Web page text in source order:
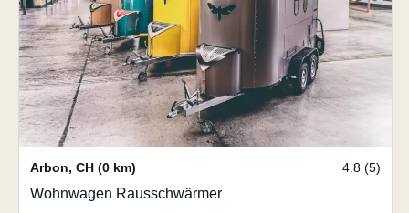
Arbon, CH (0 km) 4.8 (5)
Wohnwagen Rausschwärmer